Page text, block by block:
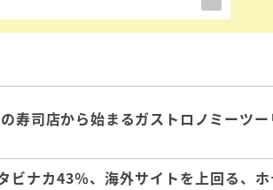
司店から始まるガストロノミーツー
ナカ43％、海外サイトを上回る、